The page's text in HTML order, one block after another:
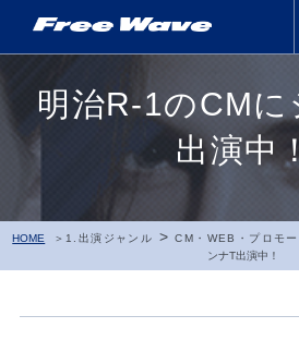
明治R-1のCM
出演中
HOME 1.出演ジャンル >CM・WEB・プロモ
ンナT出演中！